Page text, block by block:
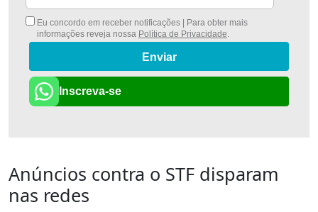
Eu concordo em receber notificações | Para obter mais
informações reveja nossa Política de Privacidade
Enviar
Inscreva-se
Anúncios contra o STF disparam
nas redes